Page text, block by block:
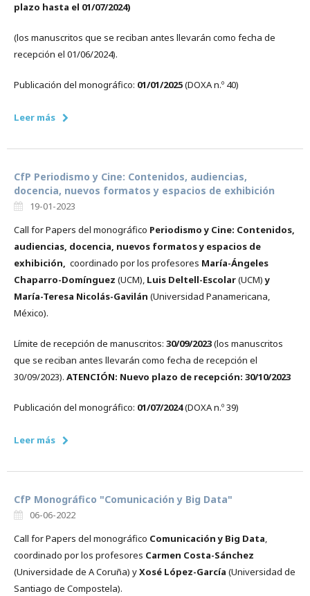
plazo hasta el 01/07/2024)
(los manuscritos que se reciban antes llevarán como fecha de
recepción el 01/06/2024).
Publicación del monográfico: 01/01/2025(DOXA n.º 40)
Leer más
CfP Periodismo y Cine: Contenidos, audiencias,
docencia, nuevos formatos y espacios de exhibición
19-01-2023
Call for Papers del monográfico Periodismo y Cine: Contenidos,
audiencias, docencia, nuevos formatos y espacios de
exhibición, coordinado por los profesores María-Ángeles
Chaparro-Domínguez (UCM),Luis Deltell-Escolar(UCM)y
María-Teresa Nicolás-Gavilán (Universidad Panamericana,
México).
Límite de recepción de manuscritos: 30/09/2023(los manuscritos
que se reciban antes llevarán como fecha de recepción el
30/09/2023). ATENCIÓN: Nuevo plazo de recepción: 30/10/2023
Publicación del monográfico: 01/07/2024(DOXA n.º 39)
Leer más
CfP Monográfico "Comunicación y Big Data"
06-06-2022
Call for Papers del monográfico Comunicación y Big Data,
coordinado por los profesores Carmen Costa-Sánchez
(Universidade de A Coruña) yXosé López-García (Universidad de
Santiago de Compostela).